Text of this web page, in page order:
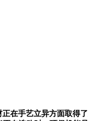
在手艺立异方面取得